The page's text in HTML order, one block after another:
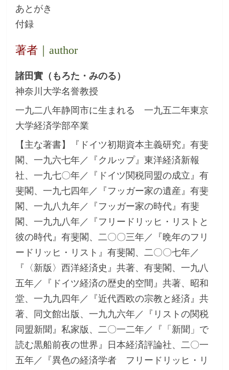
あとがき
付録
著者 ｜author
諸田實（もろた・みのる）
神奈川大学名誉教授
一九二八年静岡市に生まれる 一九五二年東京
大学経済学部卒業
【主な著書】『ドイツ初期資本主義研究』有斐
閣、一九六七年／『クルップ』東洋経済新報
社、一九七〇年／『ドイツ関税同盟の成立』有
斐閣、一九七四年／『フッガー家の遺産』有斐
閣、一九八九年／『フッガー家の時代』有斐
閣、一九九八年／『フリードリッヒ・リストと
彼の時代』有斐閣、二〇〇三年／『晩年のフリ
ードリッヒ・リスト』有斐閣、二〇〇七年／
『〈新版〉西洋経済史』共著、有斐閣、一九八
五年／『ドイツ経済の歴史的空間』共著、昭和
堂、一九九四年／『近代西欧の宗教と経済』共
著、同文館出版、一九九六年／『リストの関税
同盟新聞』私家版、二〇一二年／『「新聞」で
読む黒船前夜の世界』日本経済評論社、二〇一
五年／『異色の経済学者 フリードリッヒ・リ